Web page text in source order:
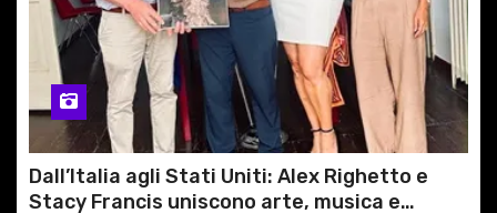
Dall’Italia agli Stati Uniti: Alex Righetto e
Stacy Francis uniscono arte, musica e